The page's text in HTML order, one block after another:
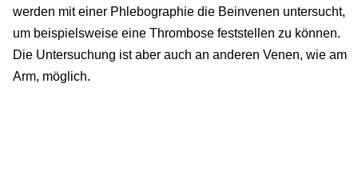
werden mit einer Phlebographie die Beinvenen untersucht,
um beispielsweise eine Thrombose feststellen zu können.
Die Untersuchung ist aber auch an anderen Venen, wie am
Arm, möglich.